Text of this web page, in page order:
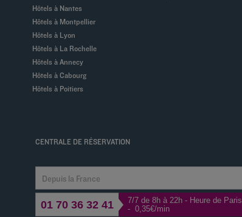
Hôtels à Nantes
Hôtels à Montpellier
Hôtels à Lyon
Hôtels à La Rochelle
Hôtels à Annecy
Hôtels à Cabourg
Hôtels à Poitiers
CENTRALE DE RÉSERVATION
Depuis la France
01 70 36 32 41
7/7 de 8h à 22h - Heure de Paris
- 0,35€/min